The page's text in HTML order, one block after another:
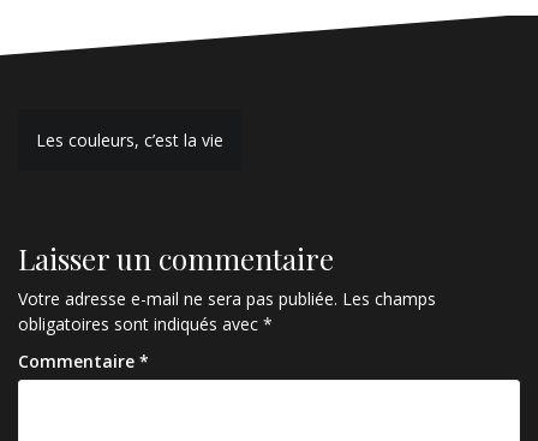
Navigation
Les couleurs, c’est la vie
Laisser un commentaire
Votre adresse e-mail ne sera pas publiée. Les champs
obligatoires sont indiqués avec *
Commentaire *